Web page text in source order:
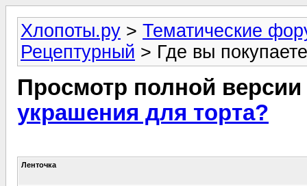
Хлопоты.ру > Тематические
Рецептурный > Где вы
Просмотр полной
украшения для торта?
Ленточка